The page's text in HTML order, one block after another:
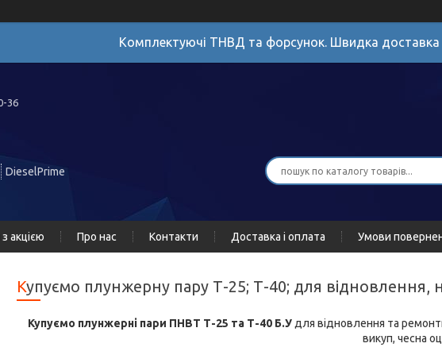
Комплектуючі ТНВД та форсунок. Швидка доставка
36
DieselPrime
акцією Про нас Контакти Доставка і оплата Умови
Купуємо плунжерну пару Т-25; Т-40; для
Купуємо плунжерні пари ПНВТ Т-25 та Т-40 Б.Удля відновлення та
викуп, чесна